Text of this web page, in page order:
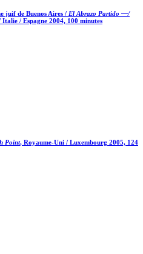
juif de Buenos Aires / El Abrazo Partido —/
/ Espagne 2004, 100 minutes
Point, Royaume-Uni / Luxembourg 2005, 124